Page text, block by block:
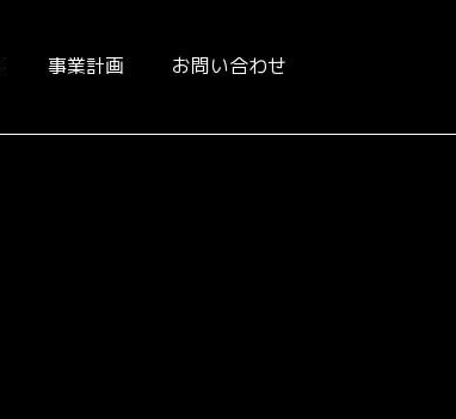
事業計画 お問い合わせ